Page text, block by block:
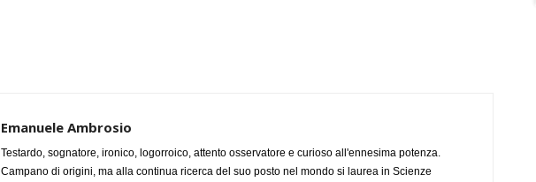
Emanuele Ambrosio
Testardo, sognatore, ironico, logorroico, attento osservatore e curioso all'ennesima potenza.
Campano di origini, ma alla continua ricerca del suo posto nel mondo si laurea in Scienze